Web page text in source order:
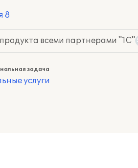
8
всеми партнерами "1С"
задача
услуги